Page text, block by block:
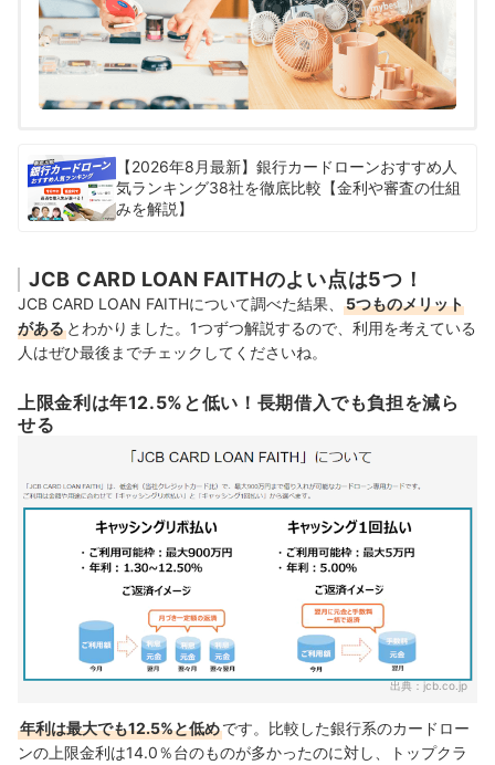
【2026年8月最新】銀行カードローンおすすめ人
気ランキング38社を徹底比較【金利や審査の仕組
みを解説】
JCB CARD LOAN FAITHのよい点は5つ！
JCB CARD LOAN FAITHについて調べた結果、
5つものメリット
がある とわかりました。1つずつ解説するので、利用を考えている
人はぜひ最後までチェックしてくださいね。
上限金利は年12.5%と低い！長期借入でも負担を減ら
せる
出典：jcb.co.jp
年利は最大でも12.5%と低めです。 比較した銀行系のカードロー
ンの上限金利は14.0％台のものが多かったのに対し、トップクラ